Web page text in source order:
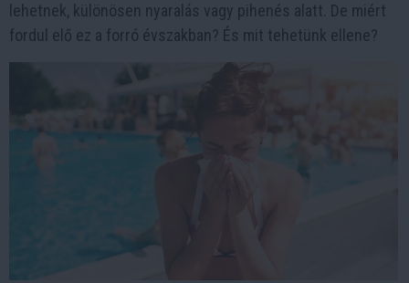
lehetnek, különösen nyaralás vagy pihenés alatt. De miért
fordul elő ez a forró évszakban? És mit tehetünk ellene?